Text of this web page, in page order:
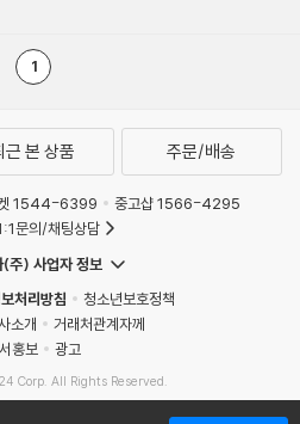
1
근 본 상품 주문/배송
1544-6399
중고샵 1566-4295
문의/채팅상담
(주) 사업자 정보
처리방침
청소년보호정책
소개
거래처관계자께
홍보
광고
Corp. All Rights Reserved.